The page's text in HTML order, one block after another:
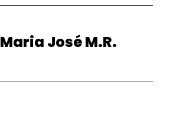
Maria José M.R.